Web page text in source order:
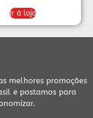
Ir à loja
melhores promoções
e postamos para